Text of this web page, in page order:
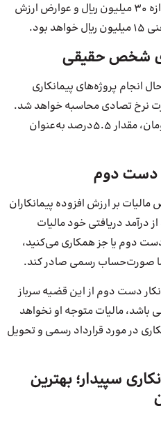
افزوده ۶ درصد از مبلغ کل و به‌اندازه ۳۰ میلیون ریال و عوارض ارزش
شخص حقیقی
انجام پروژه‌های پیمانکاری
نرخ تصادی محاسبه خواهد شد.
اگر مبلغ پیمان بیش از 1 میلیون تومان، مقدار 5.5درصد به‌عنوان
دست دوم
بر ارزش افزوده پیمانکاران
از درآمد دریافتی خود مالیات
دست دوم یا جز همکاری می‌کنید،
صورت‌حساب رسمی صادر کند.
دست دوم از این قضیه سرباز
باشد، مالیات متوجه او نخواهد
در مورد قرارداد رسمی و تحویل
سپیدار؛ بهترین